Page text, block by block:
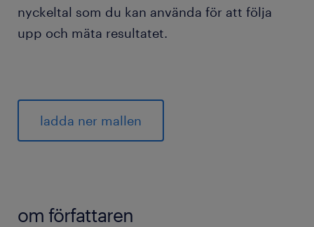
nyckeltal som du kan använda för att följa
upp och mäta resultatet.
ladda ner mallen
om författaren